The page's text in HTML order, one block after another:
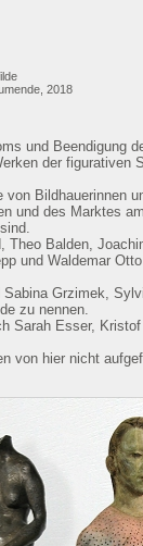
2018
und Beendigung
der figurativen
Bildhauerinnen
und des Marktes
Theo Balden,
und Waldemar
Grzimek,
zu nennen.
Sarah Esser,
von hier nicht